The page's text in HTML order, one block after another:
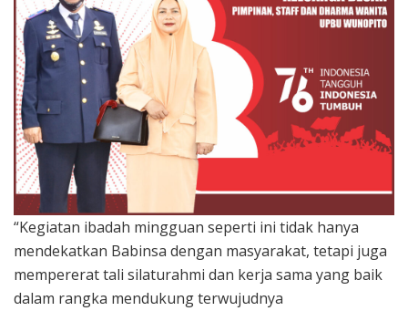
“Kegiatan ibadah mingguan seperti ini tidak hanya
mendekatkan Babinsa dengan masyarakat, tetapi juga
mempererat tali silaturahmi dan kerja sama yang baik
dalam rangka mendukung terwujudnya